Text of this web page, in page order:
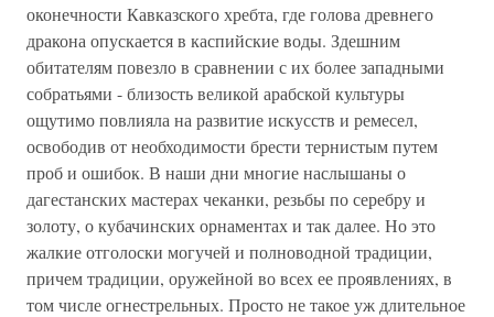
оконечности Кавказского хребта, где голова древнего
дракона опускается в каспийские воды. Здешним
обитателям повезло в сравнении с их более западными
собратьями - близость великой арабской культуры
ощутимо повлияла на развитие искусств и ремесел,
освободив от необходимости брести тернистым путем
проб и ошибок. В наши дни многие наслышаны о
дагестанских мастерах чеканки, резьбы по серебру и
золоту, о кубачинских орнаментах и так далее. Но это
жалкие отголоски могучей и полноводной традиции,
причем традиции, оружейной во всех ее проявлениях, в
том числе огнестрельных. Просто не такое уж длительное